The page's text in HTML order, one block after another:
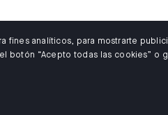
fines analíticos, para mostrarte
botón “Acepto todas las cookies” o